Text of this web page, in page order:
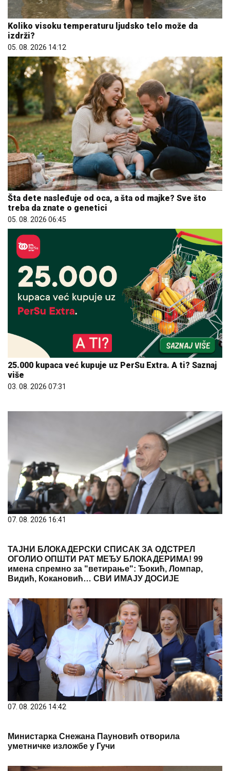
Šta dete nasleđuje od oca, a šta od majke? Sve što
treba da znate o genetici
05. 08. 2026 06:45
25.000 kupaca već kupuje uz PerSu Extra. A ti? Saznaj
03. 08. 2026 07:31
07. 08. 2026 16:41
ТАЈНИ БЛОКАДЕРСКИ СПИСАК ЗА ОДСТРЕЛ
ОГОЛИО ОПШТИ РАТ МЕЂУ БЛОКАДЕРИМА! 99
имена спремно за "ветирање": Ђокић, Ломпар,
07. 08. 2026 14:42
Министарка Снежана Пауновић отворила
уметничке изложбе у Гучи